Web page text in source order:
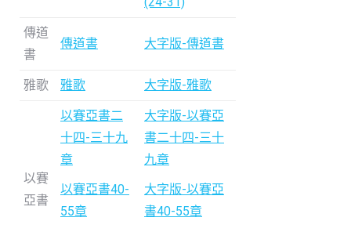
傳道
書
傳道書 大字版-傳道書
雅歌 雅歌 大字版-雅歌
以賽
亞書
以賽亞書二
十四-三十九
章
以賽亞書40-
55章
大字版-以賽亞
書二十四-三十
九章
大字版-以賽亞
書40-55章